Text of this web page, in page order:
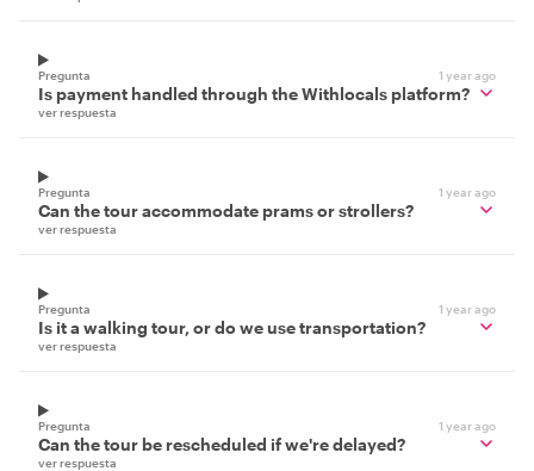
Pregunta 1 year ago
Is payment handled through the Withlocals platform?
ver respuesta
Pregunta 1 year ago
Can the tour accommodate prams or strollers?
ver respuesta
Pregunta 1 year ago
Is it a walking tour, or do we use transportation?
ver respuesta
Pregunta 1 year ago
Can the tour be rescheduled if we're delayed?
ver respuesta